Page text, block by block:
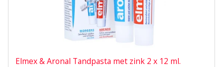
Elmex & Aronal Tandpasta met zink 2 x 12 ml.